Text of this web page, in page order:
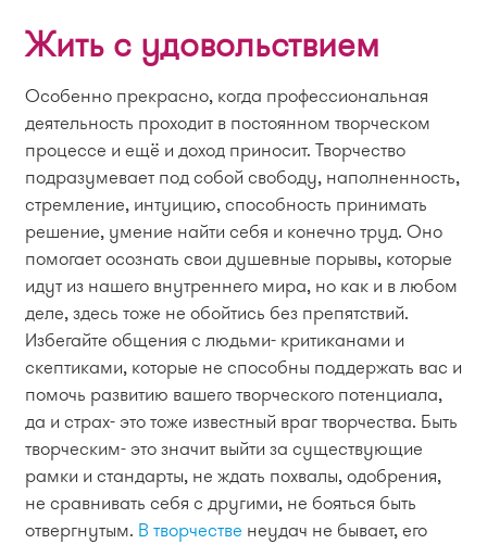
Жить с удовольствием
Особенно прекрасно, когда профессиональная
деятельность проходит в постоянном творческом
процессе и ещё и доход приносит. Творчество
подразумевает под собой свободу, наполненность,
стремление, интуицию, способность принимать
решение, умение найти себя и конечно труд. Оно
помогает осознать свои душевные порывы, которые
идут из нашего внутреннего мира, но как и в любом
деле, здесь тоже не обойтись без препятствий.
Избегайте общения с людьми- критиканами и
скептиками, которые не способны поддержать вас и
помочь развитию вашего творческого потенциала,
да и страх- это тоже известный враг творчества. Быть
творческим- это значит выйти за существующие
рамки и стандарты, не ждать похвалы, одобрения,
не сравнивать себя с другими, не бояться быть
отвергнутым. В творчестве неудач не бывает, его